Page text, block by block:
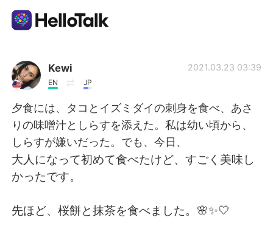
แอปแลกเปลี่ยนทางภาษา
AI Grammar Checker
ไทย
English
繁體中文 Español
Kewi
EN JP
2021.03.23 03:39
夕食には、タコとイズミダイの刺身を食べ、あさ
りの味噌汁としらすを添えた。私は幼い頃から、
しらすが嫌いだった。でも、今日、
大人になって初めて食べたけど、すごく美味し
かったです。
先ほど、桜餅と抹茶を食べました。🌸✨🤍